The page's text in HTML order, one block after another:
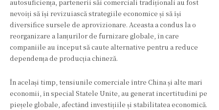
autosuficiența, partenerii săi comerciali tradiționali au fost
nevoiți să își revizuiască strategiile economice și să își
diversifice sursele de aprovizionare. Aceasta a condus la o
reorganizare a lanțurilor de furnizare globale, în care
companiile au început să caute alternative pentru a reduce
dependența de producția chineză.
În același timp, tensiunile comerciale între China și alte mari
economii, în special Statele Unite, au generat incertitudini pe
piețele globale, afectând investițiile și stabilitatea economică.